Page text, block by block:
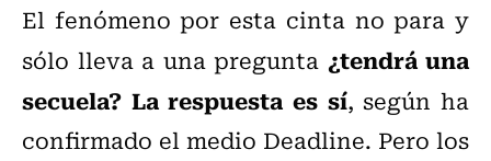
El fenómeno por esta cinta no para y
sólo lleva a una pregunta ¿tendrá una
secuela? La respuesta es sí, según ha
confirmado el medio Deadline. Pero los